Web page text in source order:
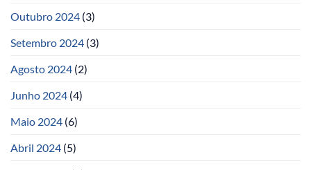
Outubro 2024 (3)
Setembro 2024 (3)
Agosto 2024 (2)
Junho 2024 (4)
Maio 2024 (6)
Abril 2024 (5)